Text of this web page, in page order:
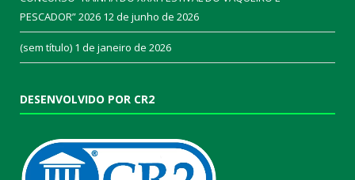
PESCADOR” 2026 12 de junho de 2026
(sem título) 1 de janeiro de 2026
DESENVOLVIDO POR CR2